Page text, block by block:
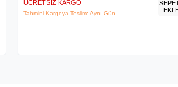
ÜCRETSIZ KARGO
Tahmini Kargoya Teslim: Aynı Gün